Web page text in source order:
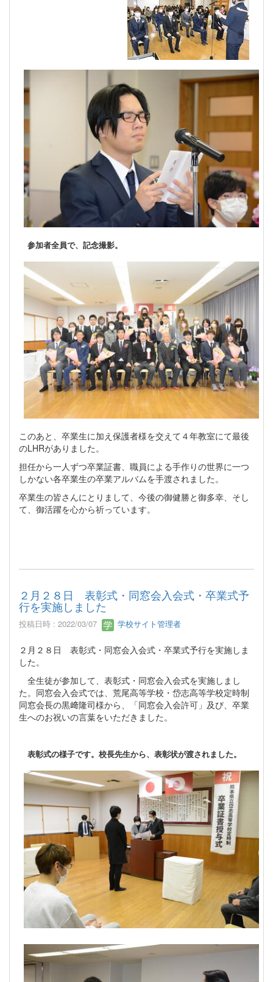
参加者全員で、記念撮影。
このあと、卒業生に加え保護者様を交えて４年教室にて最後
のLHRがありました。
担任から一人ずつ卒業証書、職員による手作りの世界に一つ
しかない各卒業生の卒業アルバムを手渡されました。
卒業生の皆さんにとりまして、今後の御健勝と御多幸、そし
て、御活躍を心から祈っています。
２月２８日 表彰式・同窓会入会式・卒業式予
行を実施しました
投稿日時 : 2022/03/07 学校サイト管理者
２月２８日 表彰式・同窓会入会式・卒業式予行を実施しま
した。
全生徒が参加して、表彰式・同窓会入会式を実施しまし
た。同窓会入会式では、荒尾高等学校・岱志高等学校定時制
同窓会長の黒﨑隆司様から、「同窓会入会許可」及び、卒業
生へのお祝いの言葉をいただきました。
表彰式の様子です。校長先生から、表彰状が渡されました。